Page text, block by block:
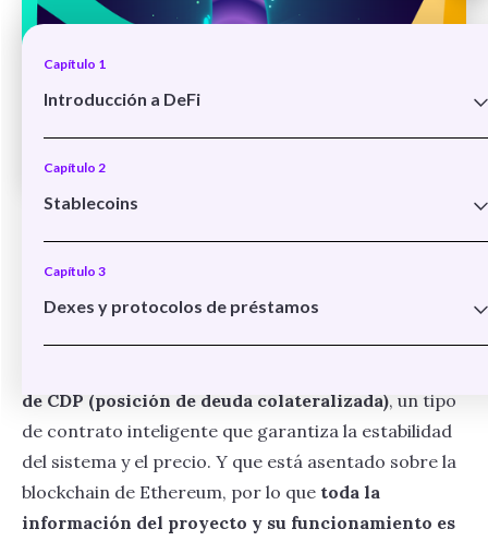
Capítulo 1
Introducción a DeFi
Qué es DeFi y cómo funciona
Capítulo 2
Stablecoins
Stablecoins y DeFi
Capítulo 3
Dexes y protocolos de préstamos
Qué son los dexes
El caso Uniswap
El caso AAVE
DeFi Beneficios
MakerDAO.
de CDP (posición de deuda colateralizada), un tipo
de contrato inteligente que garantiza la estabilidad
del sistema y el precio. Y que está asentado sobre la
blockchain de Ethereum, por lo que toda la
información del proyecto y su funcionamiento es